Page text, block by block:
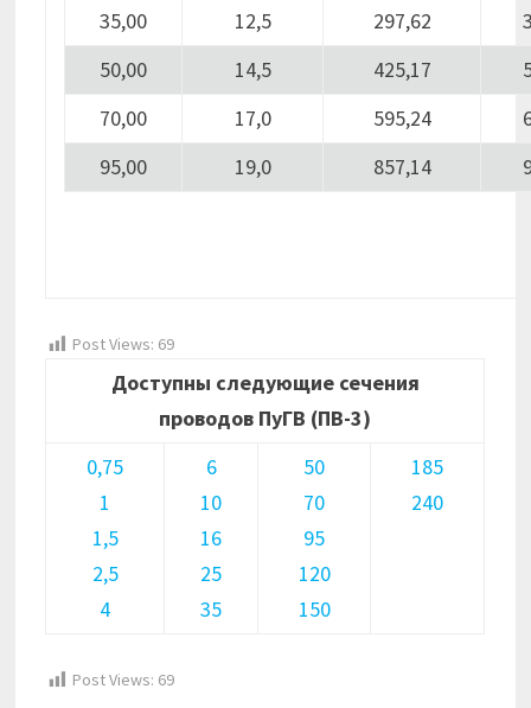
35,00
12,5 297,62
50,00
14,5 425,17
70,00
17,0 595,24
95,00
19,0 857,14
Post Views: 69
Доступны следующие сечения
проводов ПуГВ (ПВ-3)
0,75
1
1,5
2,5
4
6
10
16
25
35
50
70
95
120
150
185
240
Post Views: 69